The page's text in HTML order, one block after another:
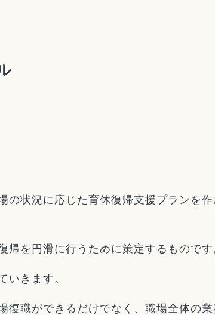
の状況に応じた育休復帰支援プランを
を円滑に行うために策定するものです
いきます。
職ができるだけでなく、職場全体の